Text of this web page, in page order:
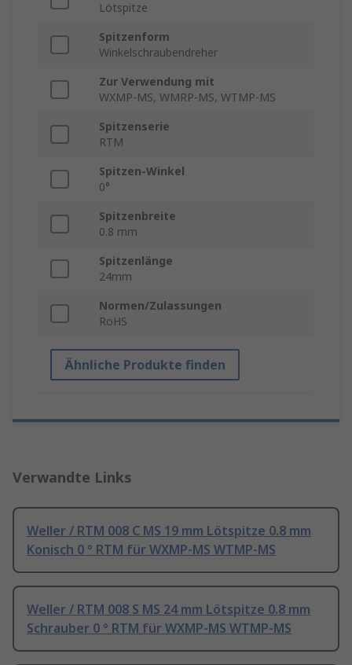
Lötspitze
Spitzenform
Winkelschraubendreher
Zur Verwendung mit
WXMP-MS, WMRP-MS, WTMP-MS
Spitzenserie
RTM
Spitzen-Winkel
0°
Spitzenbreite
0.8 mm
Spitzenlänge
24mm
Normen/Zulassungen
RoHS
Ähnliche Produkte finden
Verwandte Links
Weller / RTM 008 C MS 19 mm Lötspitze 0.8 mm
Konisch 0 ° RTM für WXMP-MS WTMP-MS
Weller / RTM 008 S MS 24 mm Lötspitze 0.8 mm
Schrauber 0 ° RTM für WXMP-MS WTMP-MS